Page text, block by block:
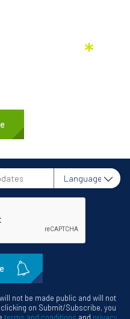
Language
not be made public and will not
on Submit/Subscribe, you